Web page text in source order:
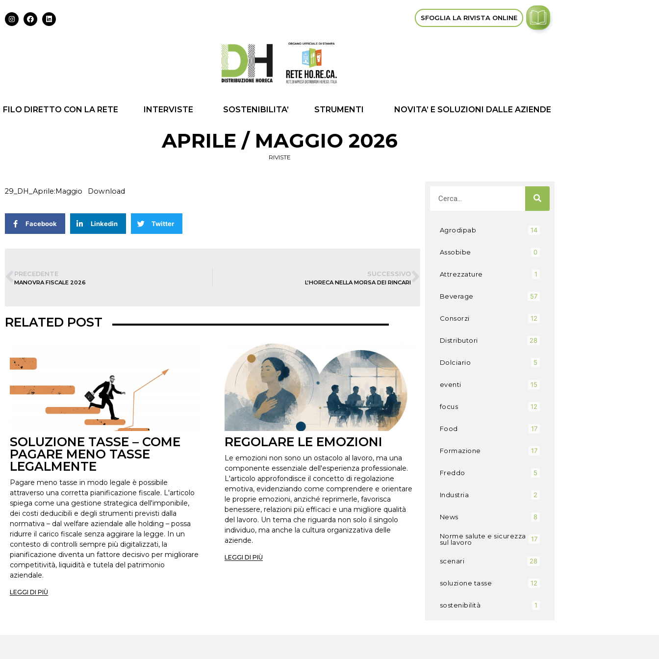
SFOGLIA LA RIVISTA ONLINE
FILO DIRETTO CON LA RETE INTERVISTE SOSTENIBILITA’ STRUMENTI NOVITA’ E SOLUZIONI DALLE AZIENDE
APRILE / MAGGIO 2026
RIVISTE
29_DH_Aprile:Maggio Download
Facebook Linkedin Twitter
PRECEDENTE
MANOVRA FISCALE 2026
SUCCESSIVO
L’HORECA NELLA MORSA DEI RINCARI
RELATED POST
SOLUZIONE TASSE – COME
PAGARE MENO TASSE
LEGALMENTE
Pagare meno tasse in modo legale è possibile
attraverso una corretta pianificazione fiscale. L'articolo
spiega come una gestione strategica dell'imponibile,
dei costi deducibili e degli strumenti previsti dalla
normativa – dal welfare aziendale alle holding – possa
ridurre il carico fiscale senza aggirare la legge. In un
contesto di controlli sempre più digitalizzati, la
pianificazione diventa un fattore decisivo per migliorare
competitività, liquidità e tutela del patrimonio
aziendale.
LEGGI DI PIÙ
REGOLARE LE EMOZIONI
Le emozioni non sono un ostacolo al lavoro, ma una
componente essenziale dell'esperienza professionale.
L'articolo approfondisce il concetto di regolazione
emotiva, evidenziando come comprendere e orientare
le proprie emozioni, anziché reprimerle, favorisca
benessere, relazioni più efficaci e una migliore qualità
del lavoro. Un tema che riguarda non solo il singolo
individuo, ma anche la cultura organizzativa delle
aziende.
LEGGI DI PIÙ
Agrodipab 14
Assobibe 0
Attrezzature 1
Beverage 57
Consorzi 12
Distributori 28
Dolciario 5
eventi 15
focus 12
Food 17
Formazione 17
Freddo 5
Industria 2
News 8
Norme salute e sicurezza
sul lavoro
17
scenari 28
soluzione tasse 12
sostenibilità 1